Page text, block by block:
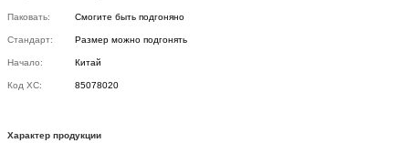
Паковать: Смогите быть подгоняно
Стандарт: Размер можно подгонять
Начало: Китай
Код ХС: 85078020
Характер продукции